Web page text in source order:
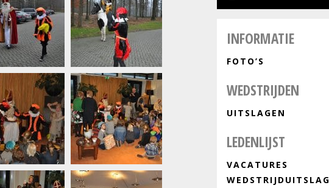
INFORMATIE
FOTO’S
WEDSTRIJDEN
UITSLAGEN
LEDENLIJST
VACATURES
WEDSTRIJDUITSLAG